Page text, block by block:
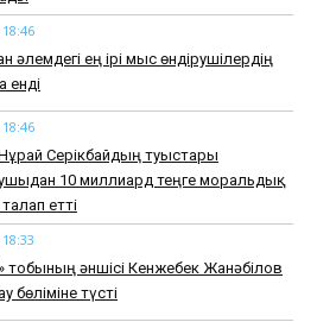
әлемдегі ең ірі мыс өндірушілердің
енді
Серікбайдың туыстары
10 миллиард теңге моральдық
етті
тобының әншісі Кенжебек Жанәбілов
бөліміне түсті